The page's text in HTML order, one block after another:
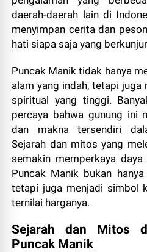
daerah-daerah lain di
menyimpan cerita dan
hati siapa saja yang
Puncak Manik tidak hanya
alam yang indah, tetapi
spiritual yang tinggi.
percaya bahwa gunung ini
dan makna tersendiri
Sejarah dan mitos yang
semakin memperkaya
Puncak Manik bukan
tetapi juga menjadi simbol
ternilai harganya.
Sejarah dan Mitos
Puncak Manik